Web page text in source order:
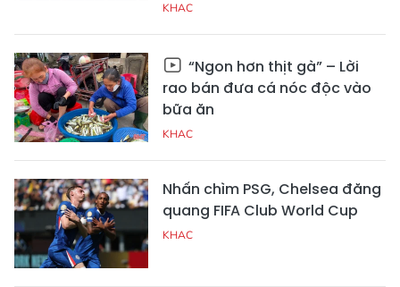
KHAC
“Ngon hơn thịt gà” – Lời
rao bán đưa cá nóc độc vào
bữa ăn
KHAC
Nhấn chìm PSG, Chelsea đăng
quang FIFA Club World Cup
KHAC